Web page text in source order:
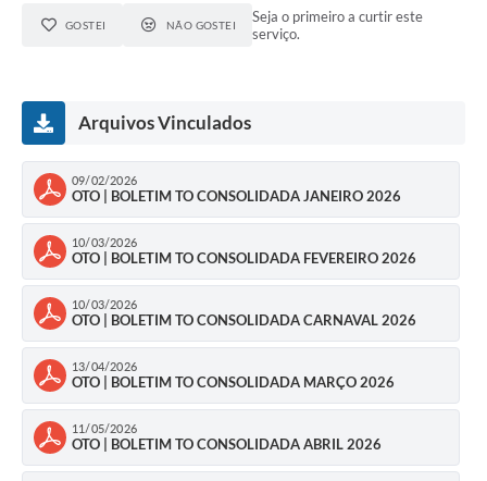
GOSTEI NÃO GOSTEI
Seja o primeiro a curtir este
serviço.
Arquivos Vinculados
09/02/2026
OTO | BOLETIM TO CONSOLIDADA JANEIRO 2026
10/03/2026
OTO | BOLETIM TO CONSOLIDADA FEVEREIRO 2026
10/03/2026
OTO | BOLETIM TO CONSOLIDADA CARNAVAL 2026
13/04/2026
OTO | BOLETIM TO CONSOLIDADA MARÇO 2026
11/05/2026
OTO | BOLETIM TO CONSOLIDADA ABRIL 2026